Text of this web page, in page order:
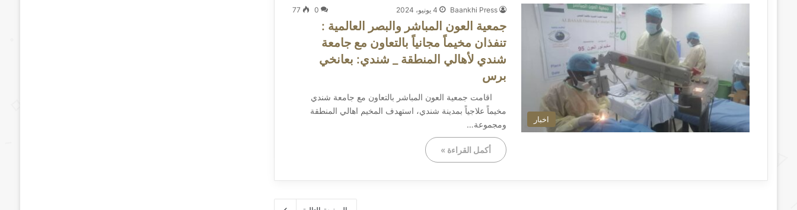
اخبار
Baankhi Press 4 يونيو، 2024 0
77
جمعية العون المباشر والبصر العالمية :
تنفذان مخيماً مجانياً بالتعاون مع جامعة
شندي لأهالي المنطقة _ شندي: بعانخي
برس
اقامت جمعية العون المباشر بالتعاون مع جامعة شندي
مخيماً علاجياً بمدينة شندي، استهدف المخيم اهالي المنطقة
ومجموعة…
أكمل القراءة »